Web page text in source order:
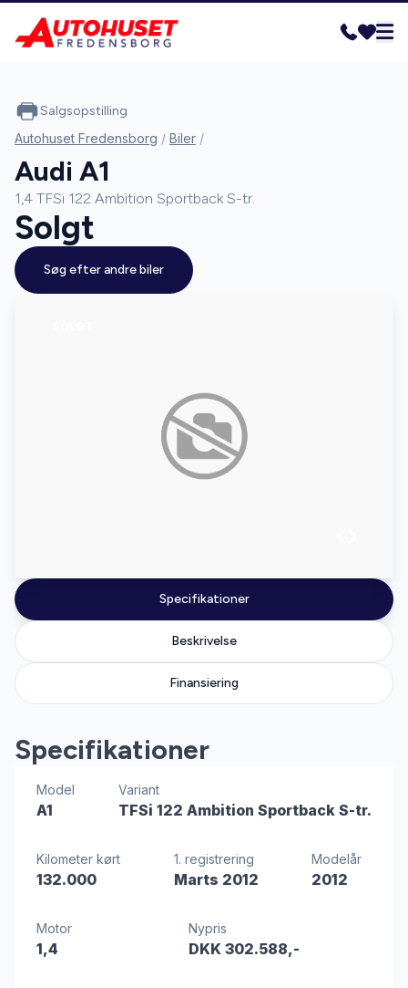
Specifikationer
Beskrivelse
Finansiering
Specifikationer
Model
A1
Variant
TFSi 122 Ambition Sportback S-tr.
Kilometer kørt
132.000
1. registrering
Marts 2012
Modelår
2012
Motor
1,4
Nypris
DKK 302.588,-
Salgsopstilling
Autohuset Fredensborg / Biler /
Audi A1
1,4 TFSi 122 Ambition Sportback S-tr.
Solgt
Søg efter andre biler